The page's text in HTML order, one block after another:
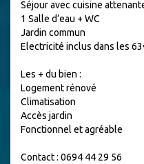
Séjour avec cuisine
1 Salle d’eau + WC
Jardin commun
Electricité inclus dans les
Les + du bien :
Logement rénové
Climatisation
Accès jardin
Fonctionnel et agréable
Contact : 0694 44 29 56